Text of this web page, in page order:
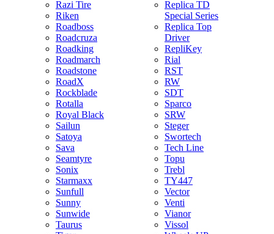
Razi Tire
Riken
Roadboss
Roadcruza
Roadking
Roadmarch
Roadstone
RoadX
Rockblade
Rotalla
Royal Black
Sailun
Satoya
Sava
Seamtyre
Sonix
Starmaxx
Sunfull
Sunny
Sunwide
Taurus
Replica TD
Special Series
Replica Top
Driver
RepliKey
Rial
RST
RW
SDT
Sparco
SRW
Steger
Swortech
Tech Line
Topu
Trebl
TY447
Vector
Venti
Vianor
Vissol